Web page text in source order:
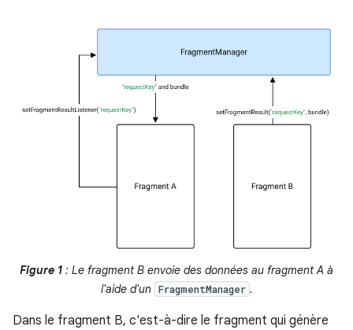
Figure 1 : Le fragment B envoie des données au fragment A à
l'aide d'un FragmentManager .
Dans le fragment B, c'est-à-dire le fragment qui génère